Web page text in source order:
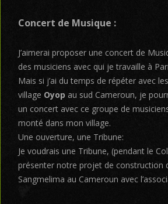
Concert de Musique :
J’aimerai proposer une concert de
des musiciens avec qui je travaille à
Mais si j’ai du temps de répéter avec
village Oyop au sud Cameroun, je
un concert avec ce groupe de
monté dans mon village.
Une ouverture, une Tribune:
Je voudrais une Tribune, (pendant le
présenter notre projet de construction
Sangmelima au Cameroun avec